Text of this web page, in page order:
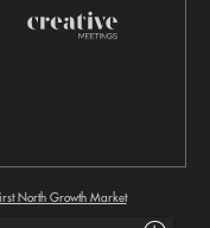
North Growth Market